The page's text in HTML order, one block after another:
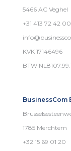
5466 AC Veghel
+31 413 72 42 00
KVK 17146496
BTW
BusinessCom
1785 Merchtem
+32 15 69 01 20